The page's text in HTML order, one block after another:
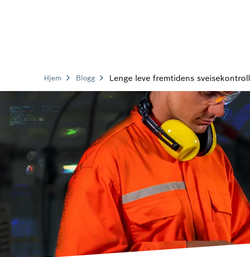
Hjem Blogg Lenge leve fremtidens sveisekontroll